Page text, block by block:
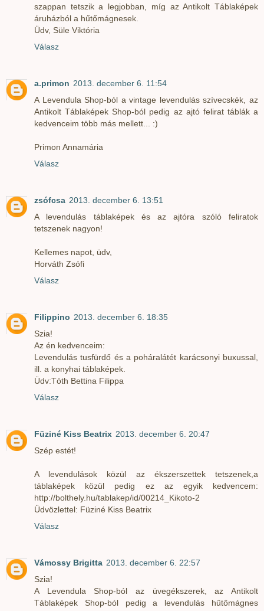
szappan tetszik a legjobban, míg az Antikolt Táblaképek
áruházból a hűtőmágnesek.
Üdv, Süle Viktória
Válasz
a.primon 2013. december 6. 11:54
A Levendula Shop-ból a vintage levendulás szívecskék, az
Antikolt Táblaképek Shop-ból pedig az ajtó felirat táblák a
kedvenceim több más mellett... :)
Primon Annamária
Válasz
zsófcsa 2013. december 6. 13:51
A levendulás táblaképek és az ajtóra szóló feliratok
tetszenek nagyon!
Kellemes napot, üdv,
Horváth Zsófi
Válasz
Filippino 2013. december 6. 18:35
Szia!
Az én kedvenceim:
Levendulás tusfürdő és a poháralátét karácsonyi buxussal,
ill. a konyhai táblaképek.
Üdv:Tóth Bettina Filippa
Válasz
Füziné Kiss Beatrix 2013. december 6. 20:47
Szép estét!
A levendulások közül az ékszerszettek tetszenek,a
táblaképek közül pedig ez az egyik kedvencem:
http://bolthely.hu/tablakep/id/00214_Kikoto-2
Üdvözlettel: Füziné Kiss Beatrix
Válasz
Vámossy Brigitta 2013. december 6. 22:57
Szia!
A Levendula Shop-ból az üvegékszerek, az Antikolt
Táblaképek Shop-ból pedig a levendulás hűtőmágnes